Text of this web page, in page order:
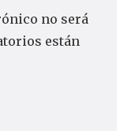
no será
están